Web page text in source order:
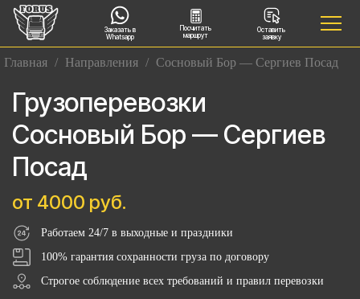
Заказать в
Whatsapp
Посчитать
маршрут
Оставить
заявку
Главная / Направления / Сосновый Бор — Сергиев Посад
Грузоперевозки
Сосновый Бор — Сергиев
Посад
от 4000 руб.
Работаем 24/7 в выходные и праздники
100% гарантия сохранности груза по договору
Строгое соблюдение всех требований и правил перевозки